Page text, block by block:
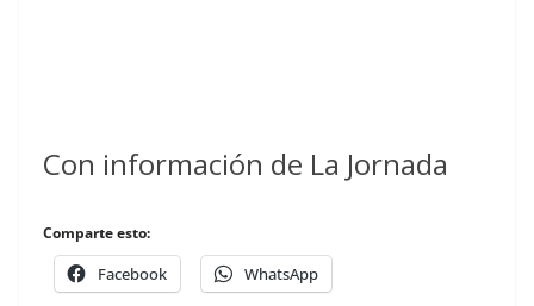
Con información de La Jornada
Comparte esto:
Facebook WhatsApp